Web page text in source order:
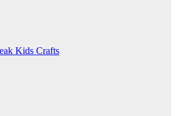
Kids Crafts